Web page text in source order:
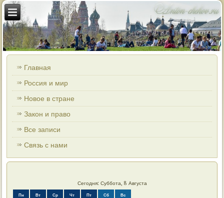
Главная
Россия и мир
Новое в стране
Закон и право
Все записи
Связь с нами
Сегодня: Суббота, 8 Августа
Пн Вт Ср Чт Пт Сб Вс